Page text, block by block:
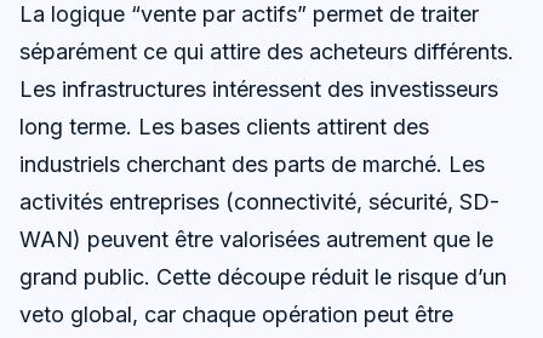
La logique “vente par actifs” permet de traiter
séparément ce qui attire des acheteurs différents.
Les infrastructures intéressent des investisseurs
long terme. Les bases clients attirent des
industriels cherchant des parts de marché. Les
activités entreprises (connectivité, sécurité, SD-
WAN) peuvent être valorisées autrement que le
grand public. Cette découpe réduit le risque d’un
veto global, car chaque opération peut être